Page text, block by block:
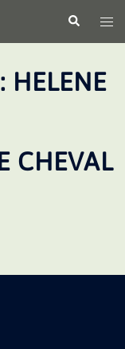
le
HELENE
CHEVAL